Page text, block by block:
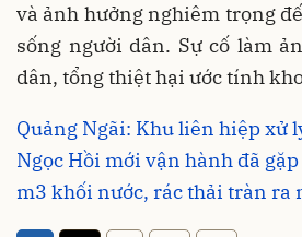
và ảnh hưởng nghiêm trọng
sống người dân. Sự cố làm
dân, tổng thiệt hại ước tính
Quảng Ngãi: Khu liên hiệp xử
Ngọc Hồi mới vận hành đã
m3 khối nước, rác thải tràn ra